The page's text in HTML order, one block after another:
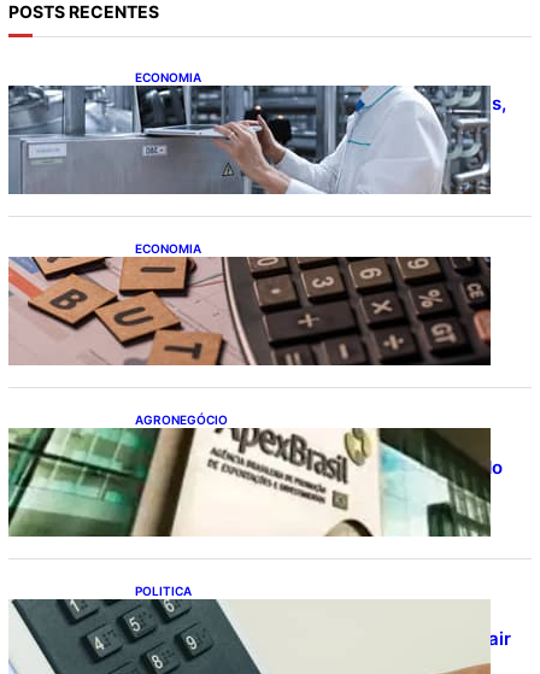
POSTS RECENTES
ECONOMIA
CNI: indústria investe em máquinas novas,
mas modernização tecnológica avança
lentamente
ECONOMIA
Após pedido de entidades empresariais,
Receita flexibiliza regras da Reforma
Tributária
AGRONEGÓCIO
Outlook Agro Brasil: planejamento e
inovação pautam debates sobre futuro do
agronegócio
POLITICA
Viracasacas? Em 2022, 259 municípios
votaram mais em Lula no 1º turno e em Jair
no 2º